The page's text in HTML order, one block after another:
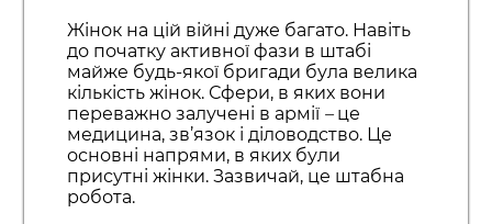
Жінок на цій війні дуже багато. Навіть
до початку активної фази в штабі
майже будь-якої бригади була велика
кількість жінок. Сфери, в яких вони
переважно залучені в армії –це
медицина, зв’язок і діловодство. Це
основні напрями, в яких були
присутні жінки. Зазвичай, це штабна
робота.